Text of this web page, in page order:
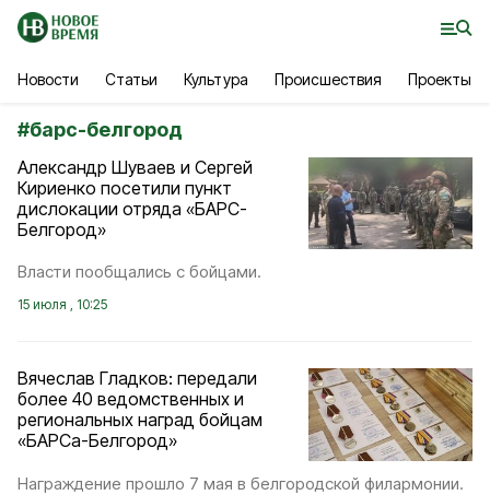
Новости Статьи Культура Происшествия Проекты
#барс-белгород
Александр Шуваев и Сергей
Кириенко посетили пункт
дислокации отряда «БАРС-
Белгород»
Власти пообщались с бойцами.
15 июля , 10:25
Вячеслав Гладков: передали
более 40 ведомственных и
региональных наград бойцам
«БАРСа-Белгород»
Награждение прошло 7 мая в белгородской филармонии.